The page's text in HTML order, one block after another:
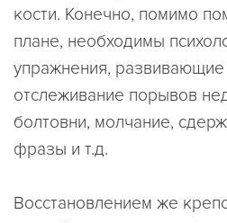
кости. Конечно, помимо
плане, необходимы
упражнения, развивающие
отслеживание порывов
болтовни, молчание,
фразы и т.д.
Восстановлением же